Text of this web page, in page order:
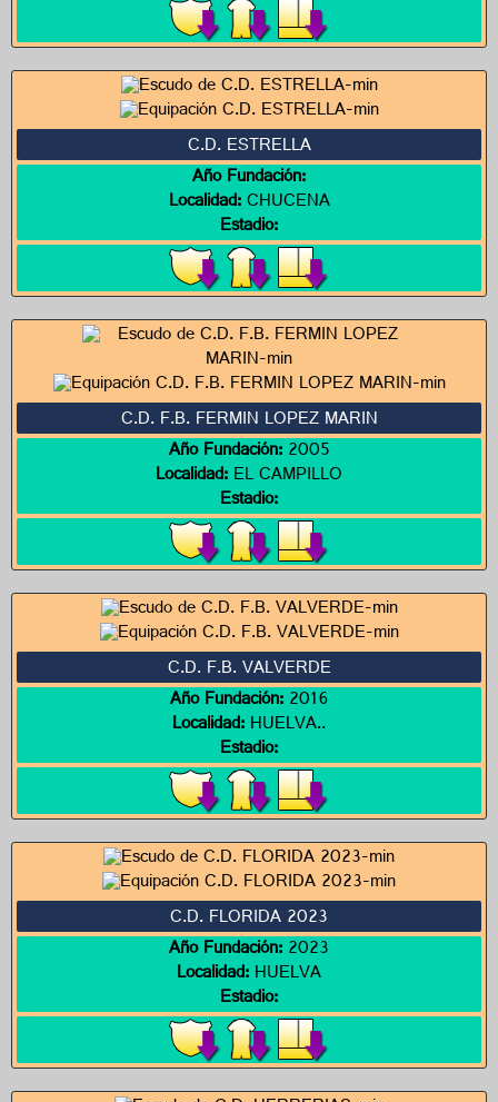
C.D. ESTRELLA
Año Fundación:
Localidad:CHUCENA
Estadio:
C.D. F.B. FERMIN LOPEZ MARIN
Año Fundación:2005
Localidad:EL CAMPILLO
Estadio:
C.D. F.B. VALVERDE
Año Fundación:2016
Localidad:HUELVA..
Estadio:
C.D. FLORIDA 2023
Año Fundación:2023
Localidad:HUELVA
Estadio: